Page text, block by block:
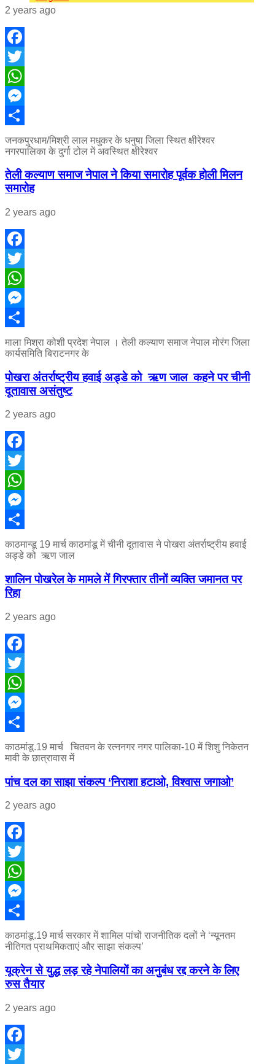
2 years ago
Facebook
Twitter
WhatsApp
Messenger
जनकपुरधाम/मिश्री लाल मधुकर के धनुषा जिला स्थित क्षीरेश्वर
नगरपालिका के दुर्गा टोल में अवस्थित क्षीरेश्वर
तेली कल्याण समाज नेपाल ने किया समारोह पूर्वक होली मिलन
समारोह
2 years ago
Facebook
Twitter
WhatsApp
Messenger
Share
माला मिश्रा कोशी प्रदेश नेपाल । तेली कल्याण समाज नेपाल मोरंग जिला
कार्यसमिति बिराटनगर के
पोखरा अंतर्राष्ट्रीय हवाई अड्डे को ऋण जाल कहने पर चीनी
दूतावास असंतुष्ट
2 years ago
Facebook
Twitter
WhatsApp
Messenger
Share
काठमान्डू 19 मार्च काठमांडू में चीनी दूतावास ने पोखरा अंतर्राष्ट्रीय हवाई
अड्डे को ऋण जाल
शालिन पोखरेल के मामले में गिरफ्तार तीनों व्यक्ति जमानत पर
रिहा
2 years ago
Facebook
Twitter
WhatsApp
Messenger
Share
काठमांडू.19 मार्च चितवन के रत्ननगर नगर पालिका-10 में शिशु निकेतन
मावी के छात्रावास में
पांच दल का साझा संकल्प ‘निराशा हटाओ, विश्वास जगाओ’
2 years ago
Facebook
Twitter
WhatsApp
Messenger
Share
काठमांडू.19 मार्च सरकार में शामिल पांचों राजनीतिक दलों ने ‘न्यूनतम
नीतिगत प्राथमिकताएं और साझा संकल्प’
यूक्रेन से युद्ध लड़ रहे नेपालियों का अनुबंध रद्द करने के लिए
रुस तैयार
2 years ago
Facebook